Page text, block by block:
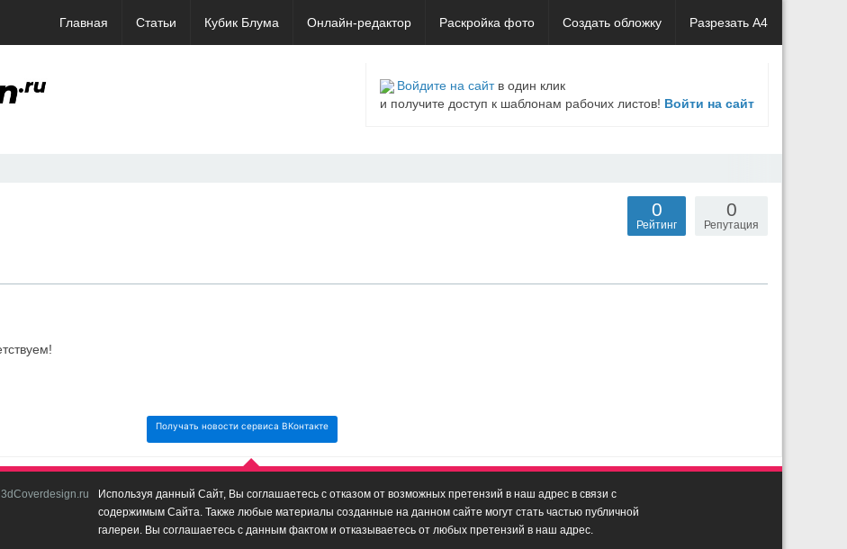
Главная Статьи Кубик Блума Онлайн-редактор Раскройка фото Создать обложку Разрезать А4
Войдите на сайтв один клик
и получите доступ к шаблонам рабочих листов! Войти на сайт
0
Репутация
0
Рейтинг
Получать новости сервиса ВКонтакте
Используя данный Сайт, Вы соглашаетесь с отказом от возможных претензий в наш адрес в связи с
содержимым Сайта. Также любые материалы созданные на данном сайте могут стать частью публичной
галереи. Вы соглашаетесь с данным фактом и отказываетесь от любых претензий в наш адрес.